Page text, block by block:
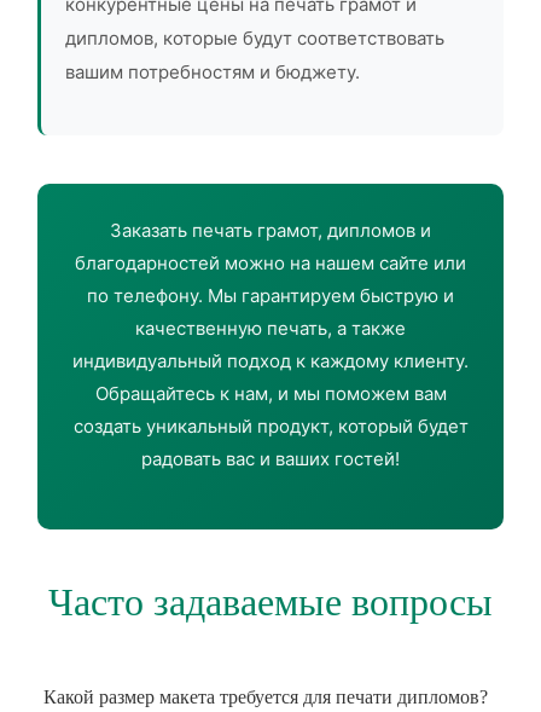
дипломов, которые будут соответствовать
вашим потребностям и бюджету.
Заказать печать грамот, дипломов и
благодарностей можно на нашем сайте или
по телефону. Мы гарантируем быструю и
качественную печать, а также
индивидуальный подход к каждому клиенту.
Обращайтесь к нам, и мы поможем вам
создать уникальный продукт, который будет
радовать вас и ваших гостей!
Часто задаваемые вопросы
Какой размер макета требуется для печати дипломов?